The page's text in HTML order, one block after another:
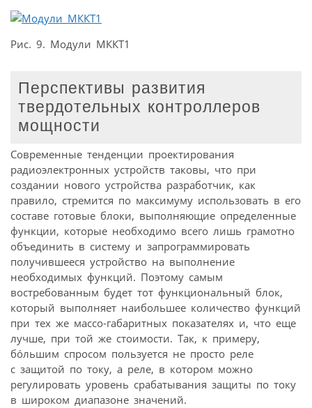
Рис. 9. Модули МККТ1
Перспективы развития
твердотельных контроллеров
мощности
Современные тенденции проектирования
радиоэлектронных устройств таковы, что при
создании нового устройства разработчик, как
правило, стремится по максимуму использовать в его
составе готовые блоки, выполняющие определенные
функции, которые необходимо всего лишь грамотно
объединить в систему и запрограммировать
получившееся устройство на выполнение
необходимых функций. Поэтому самым
востребованным будет тот функциональный блок,
который выполняет наибольшее количество функций
при тех же массо-габаритных показателях и, что еще
лучше, при той же стоимости. Так, к примеру,
бóльшим спросом пользуется не просто реле
с защитой по току, а реле, в котором можно
регулировать уровень срабатывания защиты по току
в широком диапазоне значений.